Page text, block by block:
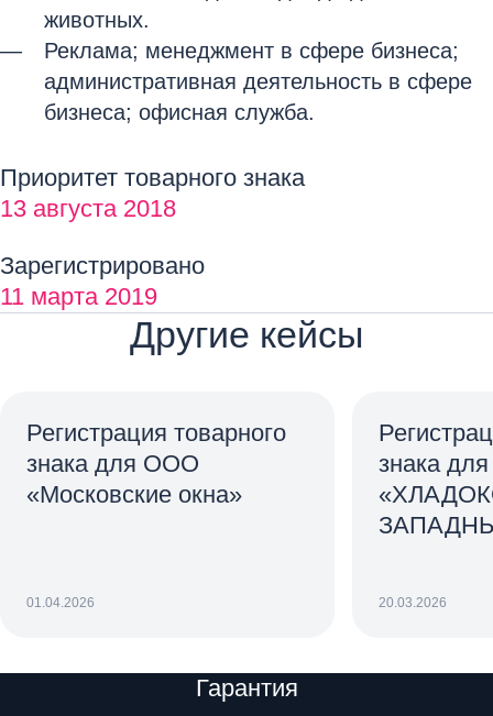
животных.
Реклама; менеджмент в сфере бизнеса;
административная деятельность в сфере
бизнеса; офисная служба.
Приоритет товарного знака
13 августа 2018
Зарегистрировано
11 марта 2019
Другие кейсы
Регистрация товарного
знака для ООО
«Московские окна»
01.04.2026
знака
20.03.2026
Гарантия